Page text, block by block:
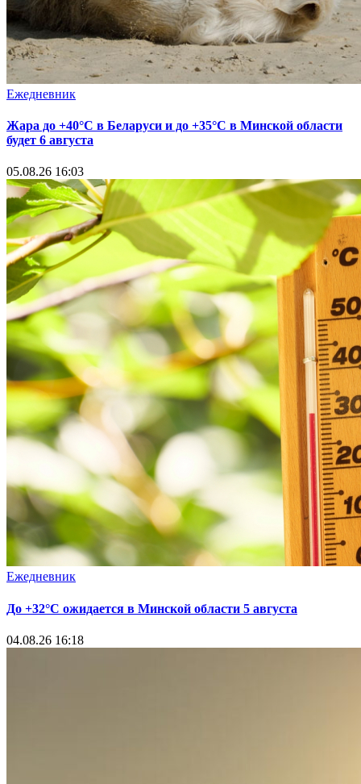
Ежедневник
Жара до +40°С в Беларуси и до +35°С в Минской области
будет 6 августа
05.08.26 16:03
Ежедневник
До +32°С ожидается в Минской области 5 августа
04.08.26 16:18